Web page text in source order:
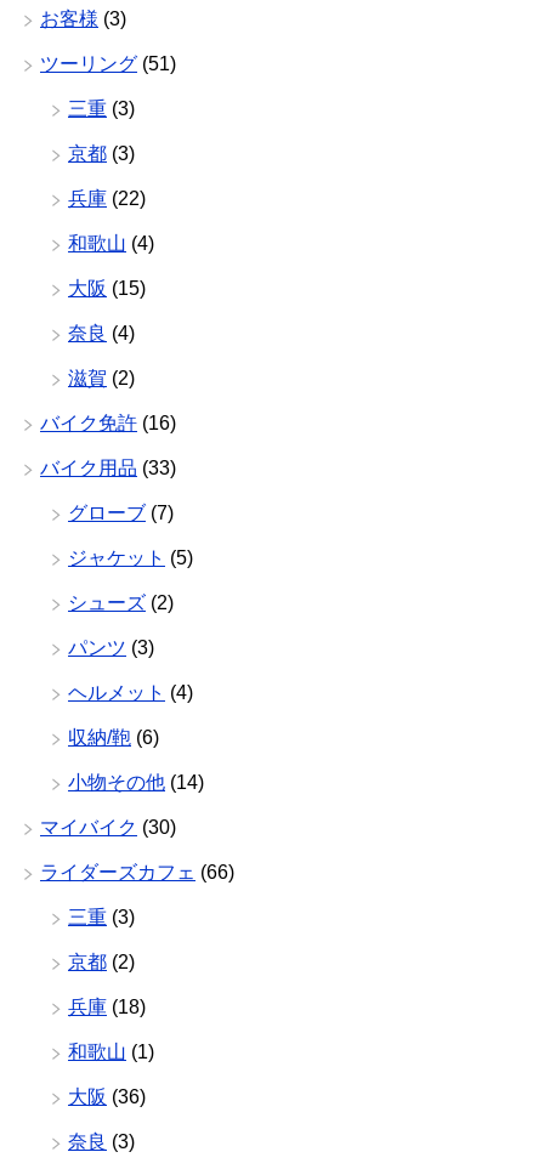
お客様 (3)
ツーリング (51)
三重 (3)
京都 (3)
兵庫 (22)
和歌山 (4)
大阪 (15)
奈良 (4)
滋賀 (2)
バイク免許 (16)
バイク用品 (33)
グローブ (7)
ジャケット (5)
シューズ (2)
パンツ (3)
ヘルメット (4)
収納/鞄 (6)
小物その他 (14)
マイバイク (30)
ライダーズカフェ (66)
三重 (3)
京都 (2)
兵庫 (18)
和歌山 (1)
大阪 (36)
奈良 (3)